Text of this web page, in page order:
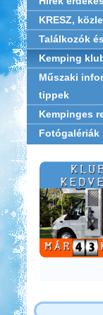
KRESZ,
Találkozók
Kemping
Műszaki
tippek
Kempinges
Fotógalériák